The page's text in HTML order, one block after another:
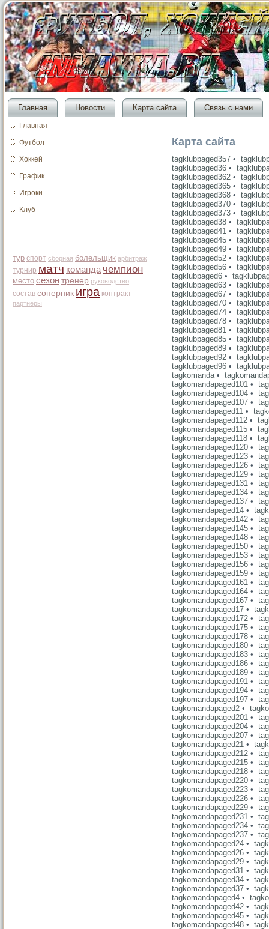
Главная Новости Карта сайта Связь с нами
Главная
Футбол
Хоккей
График
Игроки
Клуб
тур спорт сборная болельщик арбитраж
турнир матч команда чемпион
место сезон тренер руководство
состав соперник игра контракт
партнеры
Карта сайта
tagklubpaged357 •
tagklubpaged36 •
tagklubpaged362 •
tagklubpaged365 •
tagklubpaged368 •
tagklubpaged370 •
tagklubpaged373 •
tagklubpaged38 •
tagklubpaged41 •
tagklubpaged45 •
tagklubpaged49 •
tagklubpaged52 •
tagklubpaged56 •
tagklubpaged6 •
tagklubpaged63 •
tagklubpaged67 •
tagklubpaged70 •
tagklubpaged74 •
tagklubpaged78 •
tagklubpaged81 •
tagklubpaged85 •
tagklubpaged89 •
tagklubpaged92 •
tagklubpaged96 •
tagkomanda•
tagkomandapaged101 •
tagkomandapaged104 •
tagkomandapaged107 •
tagkomandapaged11 •
tagkomandapaged112 •
tagkomandapaged115 •
tagkomandapaged118 •
tagkomandapaged120 •
tagkomandapaged123 •
tagkomandapaged126 •
tagkomandapaged129 •
tagkomandapaged131 •
tagkomandapaged134 •
tagkomandapaged137 •
tagkomandapaged14 •
tagkomandapaged142 •
tagkomandapaged145 •
tagkomandapaged148 •
tagkomandapaged150 •
tagkomandapaged153 •
tagkomandapaged156 •
tagkomandapaged159 •
tagkomandapaged161 •
tagkomandapaged164 •
tagkomandapaged167 •
tagkomandapaged17 •
tagkomandapaged172 •
tagkomandapaged175 •
tagkomandapaged178 •
tagkomandapaged180 •
tagkomandapaged183 •
tagkomandapaged186 •
tagkomandapaged189 •
tagkomandapaged191 •
tagkomandapaged194 •
tagkomandapaged197 •
tagkomandapaged2 •
tagkomandapaged201 •
tagkomandapaged204 •
tagkomandapaged207 •
tagkomandapaged21 •
tagkomandapaged212 •
tagkomandapaged215 •
tagkomandapaged218 •
tagkomandapaged220 •
tagkomandapaged223 •
tagkomandapaged226 •
tagkomandapaged229 •
tagkomandapaged231 •
tagkomandapaged234 •
tagkomandapaged237 •
tagkomandapaged24 •
tagkomandapaged26 •
tagkomandapaged29 •
tagkomandapaged31 •
tagkomandapaged34 •
tagkomandapaged37 •
tagkomandapaged4 •
tagkomandapaged42 •
tagkomandapaged45 •
tagkomandapaged48 •